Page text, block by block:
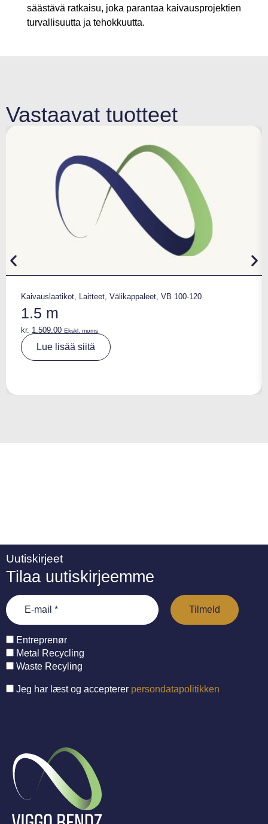
säästävä ratkaisu, joka parantaa kaivausprojektien
turvallisuutta ja tehokkuutta.
Vastaavat tuotteet
Kaivauslaatikot, Laitteet, Välikappaleet, VB 100-120
1.5 m
kr. 1.509,00 Ekskl. moms
Lue lisää siitä
Uutiskirjeet
Tilaa uutiskirjeemme
Entreprenør
Metal Recycling
Waste Recyling
Jeg har læst og accepterer persondatapolitikken